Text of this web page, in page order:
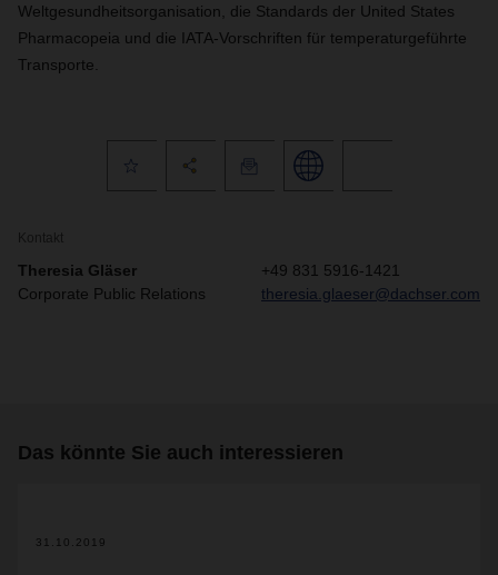
Weltgesundheitsorganisation, die Standards der United States
Pharmacopeia und die IATA-Vorschriften für temperaturgeführte
Transporte.
Kontakt
Theresia Gläser
Corporate Public Relations
+49 831 5916-1421
theresia.glaeser@dachser.com
Das könnte Sie auch interessieren
31.10.2019